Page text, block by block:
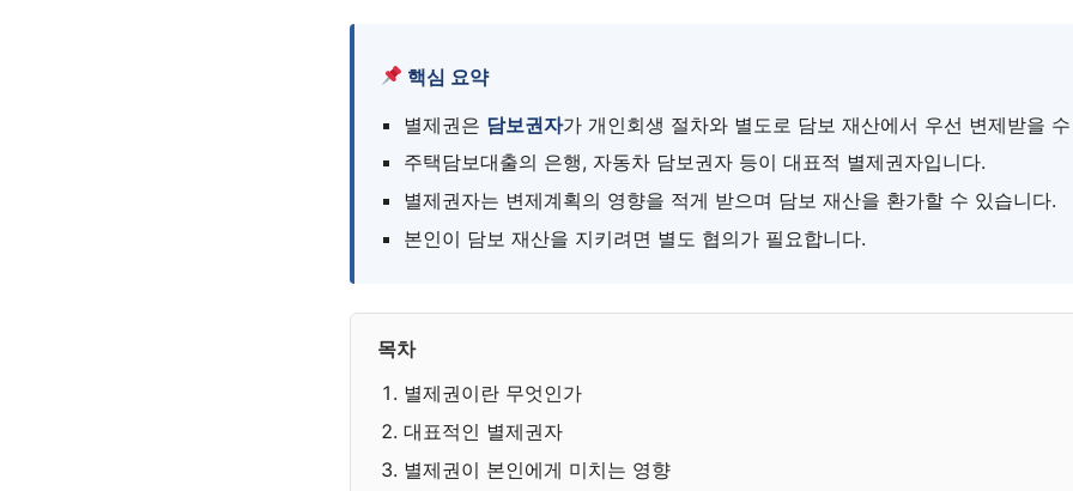
핵심 요약
별제권은 담보권자가 개인회생 절차와 별도로 담보 재산에서 우선 변제받을
주택담보대출의 은행, 자동차 담보권자 등이 대표적 별제권자입니다.
별제권자는 변제계획의 영향을 적게 받으며 담보 재산을 환가할 수 있습니다.
본인이 담보 재산을 지키려면 별도 협의가 필요합니다.
목차
별제권이란 무엇인가
대표적인 별제권자
별제권이 본인에게 미치는 영향